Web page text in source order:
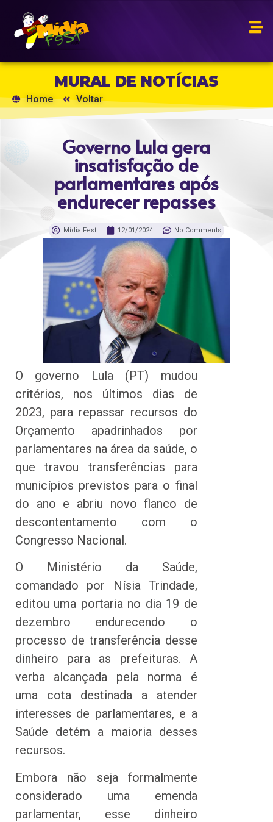
MURAL DE NOTÍCIAS
Home Voltar
Governo Lula gera
insatisfação de
parlamentares após
endurecer repasses
Mídia Fest 12/01/2024 No Comments
O governo Lula (PT) mudou
critérios, nos últimos dias de
2023, para repassar recursos do
Orçamento apadrinhados por
parlamentares na área da saúde, o
que travou transferências para
municípios previstos para o final
do ano e abriu novo flanco de
descontentamento com o
Congresso Nacional.
O Ministério da Saúde,
comandado por Nísia Trindade,
editou uma portaria no dia 19 de
dezembro endurecendo o
processo de transferência desse
dinheiro para as prefeituras. A
verba alcançada pela norma é
uma cota destinada a atender
interesses de parlamentares, e a
Saúde detém a maioria desses
recursos.
Embora não seja formalmente
considerado uma emenda
parlamentar, esse dinheiro